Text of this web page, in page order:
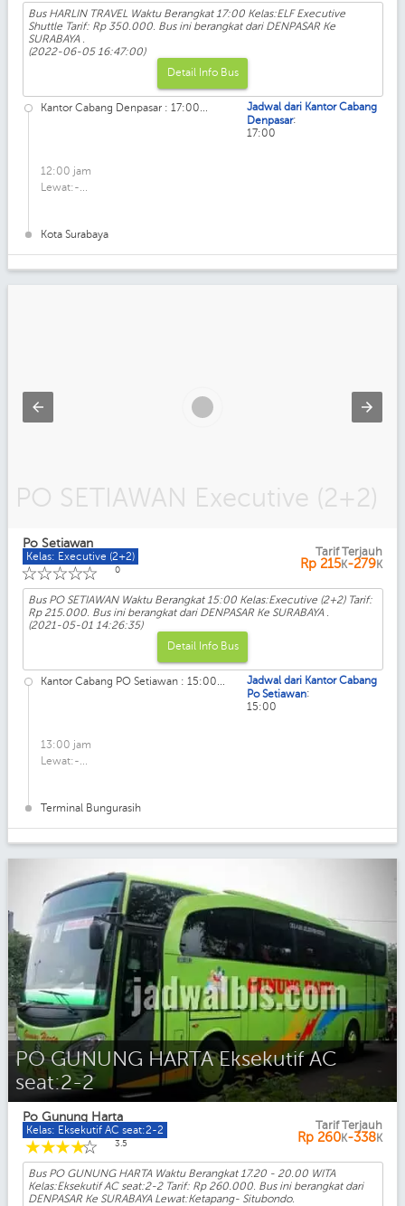
Bus HARLIN TRAVEL Waktu Berangkat 17:00 Kelas:ELF Executive
Shuttle Tarif: Rp 350.000. Bus ini berangkat dari DENPASAR Ke
SURABAYA .
(2022-06-05 16:47:00)
Detail Info Bus
Kantor Cabang Denpasar : 17:00...
12:00 jam
Lewat:-...
Kota Surabaya
Jadwal dari Kantor Cabang
Denpasar:
17:00
PO SETIAWAN Executive (2+2)
Po Setiawan
Kelas: Executive (2+2)
☆
☆
☆
☆
☆ 0
Tarif Terjauh
Rp 215K-279K
Bus PO SETIAWAN Waktu Berangkat 15:00 Kelas:Executive (2+2) Tarif:
Rp 215.000. Bus ini berangkat dari DENPASAR Ke SURABAYA .
(2021-05-01 14:26:35)
Detail Info Bus
Kantor Cabang PO Setiawan : 15:00...
13:00 jam
Lewat:-...
Terminal Bungurasih
Jadwal dari Kantor Cabang
Po Setiawan:
15:00
PO GUNUNG HARTA Eksekutif AC
seat:2-2
Po Gunung Harta
Kelas: Eksekutif AC seat:2-2
☆
☆
☆
☆
☆ 3.5
Tarif Terjauh
Rp 260K-338K
Bus PO GUNUNG HARTA Waktu Berangkat 17.20 - 20.00 WITA
Kelas:Eksekutif AC seat:2-2 Tarif: Rp 260.000. Bus ini berangkat dari
DENPASAR Ke SURABAYA Lewat:Ketapang- Situbondo.